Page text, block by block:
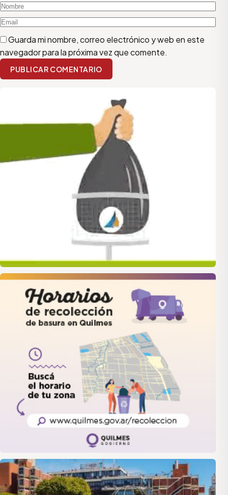
Guarda mi nombre, correo electrónico y web en este
navegador para la próxima vez que comente.
PUBLICAR COMENTARIO
quilmes
LANUS